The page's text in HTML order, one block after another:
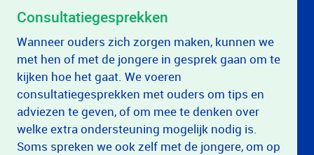
Consultatiegesprekken
Wanneer ouders zich zorgen maken, kunnen we
met hen of met de jongere in gesprek gaan om te
kijken hoe het gaat. We voeren
consultatiegesprekken met ouders om tips en
adviezen te geven, of om mee te denken over
welke extra ondersteuning mogelijk nodig is.
Soms spreken we ook zelf met de jongere, om op